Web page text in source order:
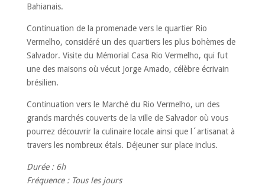
Bahianais.
Continuation de la promenade vers le quartier Rio
Vermelho, considéré un des quartiers les plus bohèmes de
Salvador. Visite du Mémorial Casa Rio Vermelho, qui fut
une des maisons où vécut Jorge Amado, célèbre écrivain
brésilien.
Continuation vers le Marché du Rio Vermelho, un des
grands marchés couverts de la ville de Salvador où vous
pourrez découvrir la culinaire locale ainsi que l´artisanat à
travers les nombreux étals. Déjeuner sur place inclus.
Durée : 6h
Fréquence: Tous les jours